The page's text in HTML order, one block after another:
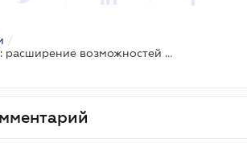
/
Кредитные союзы: расширение возможностей для участия